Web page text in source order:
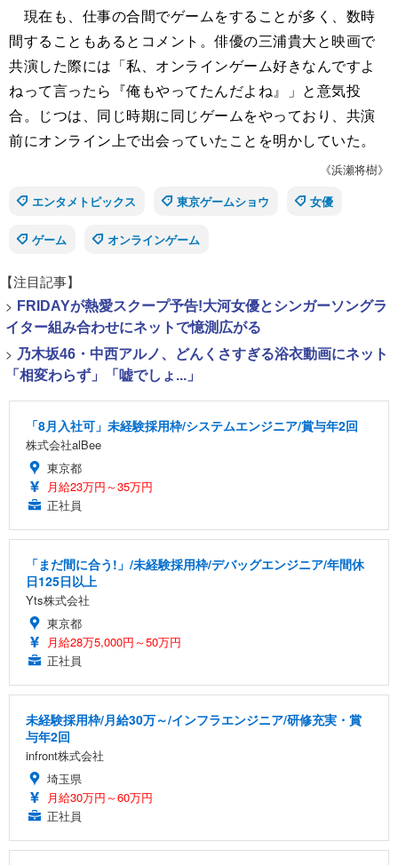
現在も、仕事の合間でゲームをすることが多く、数時
間することもあるとコメント。俳優の三浦貴大と映画で
共演した際には「私、オンラインゲーム好きなんですよ
ねって言ったら『俺もやってたんだよね』」と意気投
合。じつは、同じ時期に同じゲームをやっており、共演
前にオンライン上で出会っていたことを明かしていた。
《浜瀬将樹》
エンタメトピックス
東京ゲームショウ 女優
ゲーム オンラインゲーム
【注目記事】
> FRIDAYが熱愛スクープ予告!大河女優とシンガーソングラ
イター組み合わせにネットで憶測広がる
> 乃木坂46・中西アルノ、どんくさすぎる浴衣動画にネット
「相変わらず」「嘘でしょ...」
「8月入社可」未経験採用枠/システムエンジニア/賞与年2回
株式会社alBee
東京都
月給23万円～35万円
正社員
「まだ間に合う!」/未経験採用枠/デバッグエンジニア/年間休
日125日以上
Yts株式会社
東京都
月給28万5,000円～50万円
正社員
未経験採用枠/月給30万～/インフラエンジニア/研修充実・賞
与年2回
infront株式会社
埼玉県
月給30万円～60万円
正社員